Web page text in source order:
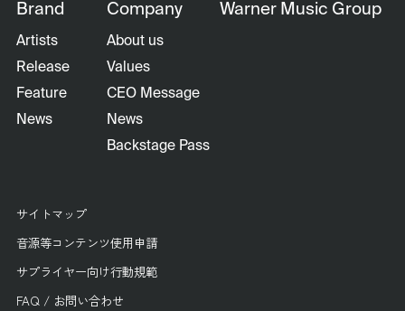
Brand
Artists
Release
Feature
News
Company
About us
Values
CEO Message
News
Backstage Pass
Warner Music Group
サイトマップ
音源等コンテンツ使用申請
サプライヤー向け行動規範
FAQ / お問い合わせ